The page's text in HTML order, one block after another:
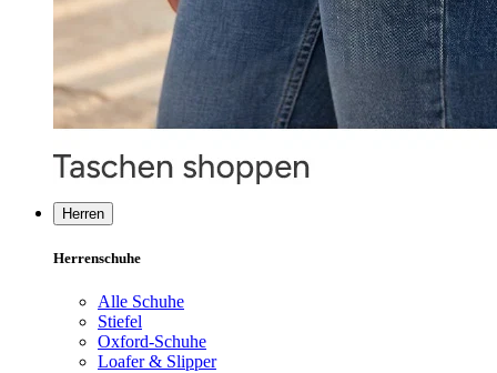
Herren
Herrenschuhe
Alle Schuhe
Stiefel
Oxford-Schuhe
Loafer & Slipper